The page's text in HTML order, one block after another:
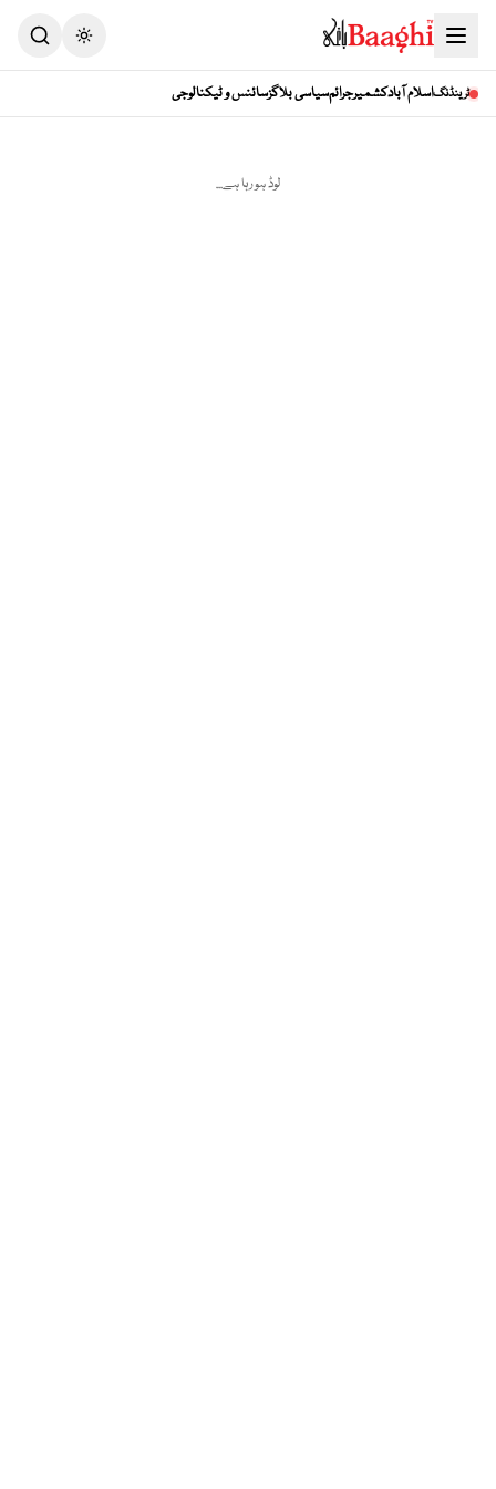
Toggle theme
ٹرینڈنگاسلام آبادکشمیرجرائمسیاسی بلاگزسائنس و ٹیکنالوجی
لوڈ ہو رہا ہے...